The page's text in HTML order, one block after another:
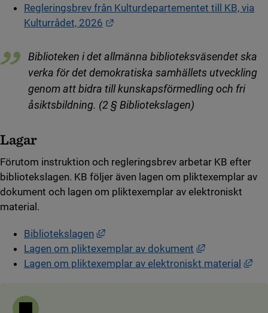
Regleringsbrev från Kulturdepartementet till KB, via
Kulturrådet, 2026
Biblioteken i det allmänna biblioteksväsendet ska
verka för det demokratiska samhällets utveckling
genom att bidra till kunskapsförmedling och fri
åsiktsbildning. (2 § Bibliotekslagen)
Lagar
Förutom instruktion och regleringsbrev arbetar KB efter
bibliotekslagen. KB följer även lagen om pliktexemplar av
dokument och lagen om pliktexemplar av elektroniskt
material.
Bibliotekslagen
Länk till annan webbplats, öppnas i
Lagen om pliktexemplar av dokument
Länk till
Lagen om pliktexemplar av elektroniskt material